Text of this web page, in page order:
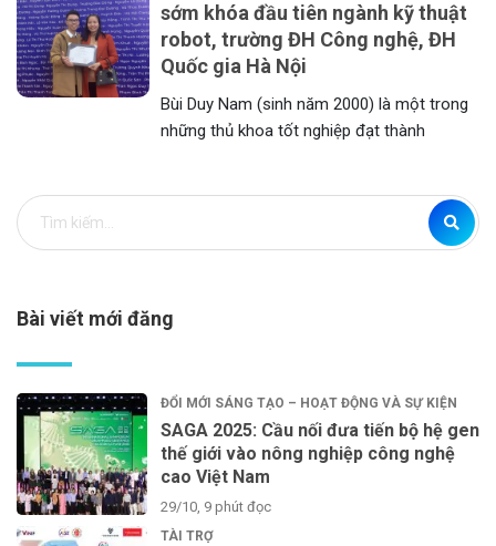
sớm khóa đầu tiên ngành kỹ thuật
robot, trường ĐH Công nghệ, ĐH
Quốc gia Hà Nội
Bùi Duy Nam (sinh năm 2000) là một trong
những thủ khoa tốt nghiệp đạt thành
Bài viết mới đăng
ĐỔI MỚI SÁNG TẠO – HOẠT ĐỘNG VÀ SỰ KIỆN
SAGA 2025: Cầu nối đưa tiến bộ hệ gen
thế giới vào nông nghiệp công nghệ
cao Việt Nam
29/10, 9 phút đọc
TÀI TRỢ